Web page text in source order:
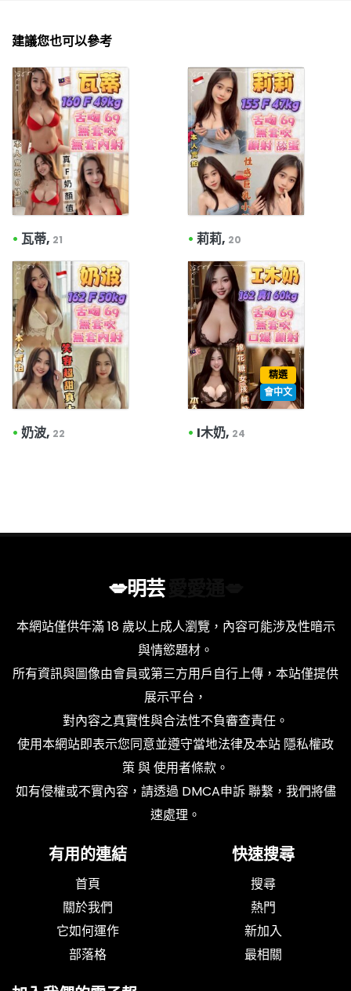
建議您也可以參考
• 瓦蒂, 21 • 莉莉, 20
• 奶波, 22
精選
會中文
• I木奶, 24
💋明芸
本網站僅供年滿 18 歲以上成人瀏覽，內容可能涉及性暗示
與情慾題材。
所有資訊與圖像由會員或第三方用戶自行上傳，本站僅提供
展示平台，
對內容之真實性與合法性不負審查責任。
使用本網站即表示您同意並遵守當地法律及本站 隱私權政
策與使用者條款 。
如有侵權或不實內容，請透過 DMCA申訴聯繫，我們將儘
速處理。
有用的連結
首頁
關於我們
它如何運作
部落格
快速搜尋
搜尋
熱門
新加入
最相關